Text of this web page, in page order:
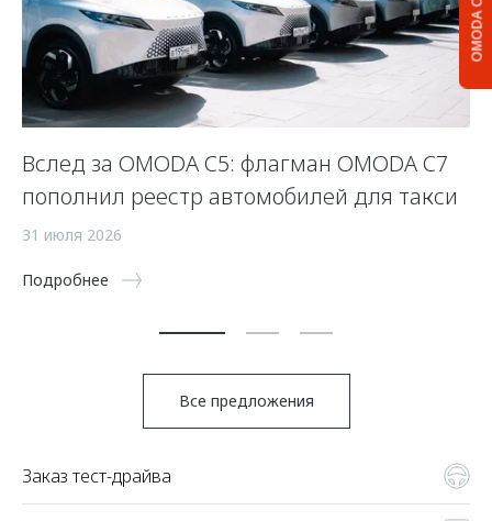
OMODA C5
Вслед за OMODA C5: флагман OMODA C7
пополнил реестр автомобилей для такси
31 июля 2026
Подробнее
Все предложения
Заказ тест-драйва